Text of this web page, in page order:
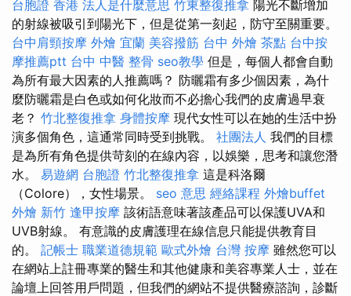
台胞證 香港 法人是什麼意思 竹東整復推拿 陽光不斷增加
的射線被吸引到陽光下，但是從第一刻起，防守至關重要。
台中肩頸按摩 外燴 宜蘭 美容撥筋 台中 外燴 茶點 台中按
摩推薦ptt 台中 中醫 整骨 seo教學 但是，每個人都會自動
為所有最大因素的人推薦嗎？ 防曬霜有多少個因素，為什
麼防曬霜是白色或如何化妝而不必擔心我們的皮膚過早衰
老？ 竹北整復推拿 身體按摩 現代女性可以在她的生活中扮
演多個角色，這通常同時受到挑戰。 社團法人 我們的目標
是為所有角色提供苛刻的在線內容，以娛樂，思考和讓您潛
水。 易遊網 台胞證 竹北整復推拿 這是科洛爾
（Colore），女性場景。 seo 意思 經絡課程 外燴buffet
外燴 新竹 逢甲按摩 該術語意味著該產品可以保護UVA和
UVB射線。 有意識的皮膚護理在線信息只能提供教育目
的。 記帳士 職業道德規範 歐式外燴 台灣 按摩 雖然您可以
在網站上註冊專業的醫生和其他健康和美容專業人士，並在
論壇上回答用戶問題，但我們的網站不提供醫療諮詢，診斷